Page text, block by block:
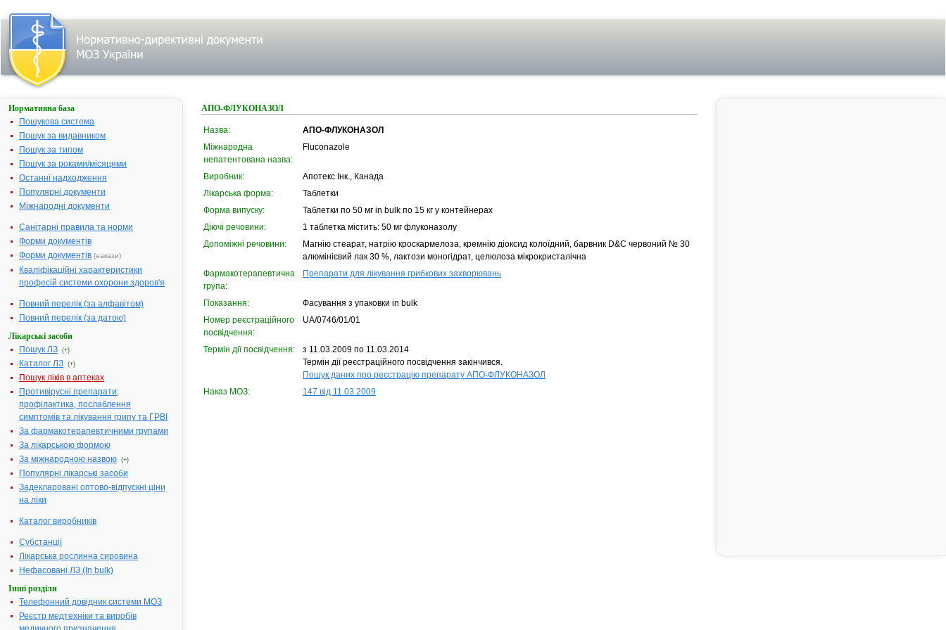
Нормативна база
Пошукова система
Пошук за видавником
Пошук за типом
Пошук за роками/місяцями
Останні надходження
Популярні документи
Міжнародні документи
Санітарні правила та норми
Форми документів
Форми документів (накази)
Кваліфікаційні характеристики
професій системи охорони здоров'я
Повний перелік (за алфавітом)
Повний перелік (за датою)
Лікарські засоби
Пошук ЛЗ (+)
Каталог ЛЗ (+)
Пошук ліків в аптеках
Противірусні препарати;
профілактика, послаблення
симптомів та лікування грипу та ГРВІ
За фармакотерапевтичними групами
За лікарською формою
За міжнародною назвою (+)
Популярні лікарські засоби
Задекларовані оптово-відпускні ціни
на ліки
Каталог виробників
Субстанції
Лікарська рослинна сировина
Нефасовані ЛЗ (In bulk)
Інші розділи
Телефонний довідник системи МОЗ
Реєстр медтехніки та виробів
АПО-ФЛУКОНАЗОЛ
Назва:
АПО-ФЛУКОНАЗОЛ
Міжнародна
непатентована назва:
Fluconazole
Виробник:
Апотекс Інк., Канада
Лікарська форма:
Таблетки
Форма випуску:
Таблетки по 50 мг in bulk по 15 кг у контейнерах
Діючі речовини:
1 таблетка містить: 50 мг флуконазолу
Допоміжні речовини:
Магнію стеарат, натрію кроскармелоза, кремнію діоксид колоїдний, барвник D&C червоний № 30
алюмінієвий лак 30 %, лактози моногідрат, целюлоза мікрокристалічна
Фармакотерапевтична
група:
Препарати для лікування грибкових захворювань
Показання:
Фасування з упаковки in bulk
Номер реєстраційного
посвідчення:
UA/0746/01/01
Термін дії посвідчення:
з 11.03.2009 по 11.03.2014
Термін дії реєстраційного посвідчення закінчився.
Пошук даних про реєстрацію препарату АПО-ФЛУКОНАЗОЛ
Наказ МОЗ:
147 від 11.03.2009